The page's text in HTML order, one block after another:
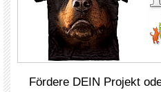
Fördere DEIN Projekt